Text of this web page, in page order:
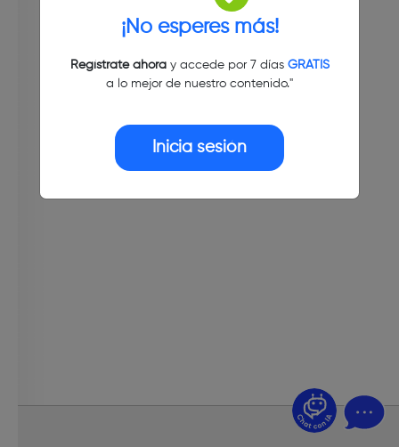
¡No esperes más!
Regístrate ahoray accede por 7 días GRATIS
a lo mejor de nuestro contenido."
Inicia sesión